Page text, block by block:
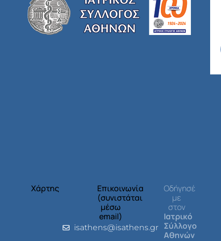
Χάρτης
Επικοινωνία
(συνιστάται
μέσω
email)
isathens@isathens.gr
Οδήγησέ
με
στον
Ιατρικό
Σύλλογο
Αθηνών